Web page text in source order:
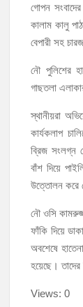
গোপন
কালাম কালু
বেপারী সহ
নৌ পুলিশের
গাছতলা
স্থানীয়রা
কার্যকলাপ
ব্রিজ সংলগ্ন
বাঁশ দিয়ে
উত্তোলন করে
নৌ ওসি
ফাঁকি দিয়ে
অবশেষে
হয়েছে।
Views: 0